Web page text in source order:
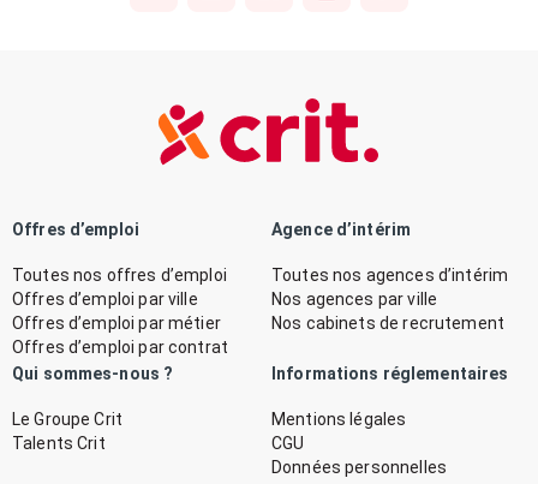
Offres d’emploi
Toutes nos offres d’emploi
Offres d’emploi par ville
Offres d’emploi par métier
Offres d’emploi par contrat
Agence d’intérim
Toutes nos agences d’intérim
Nos agences par ville
Nos cabinets de recrutement
Qui sommes-nous ?
Le Groupe Crit
Talents Crit
Informations réglementaires
Mentions légales
CGU
Données personnelles